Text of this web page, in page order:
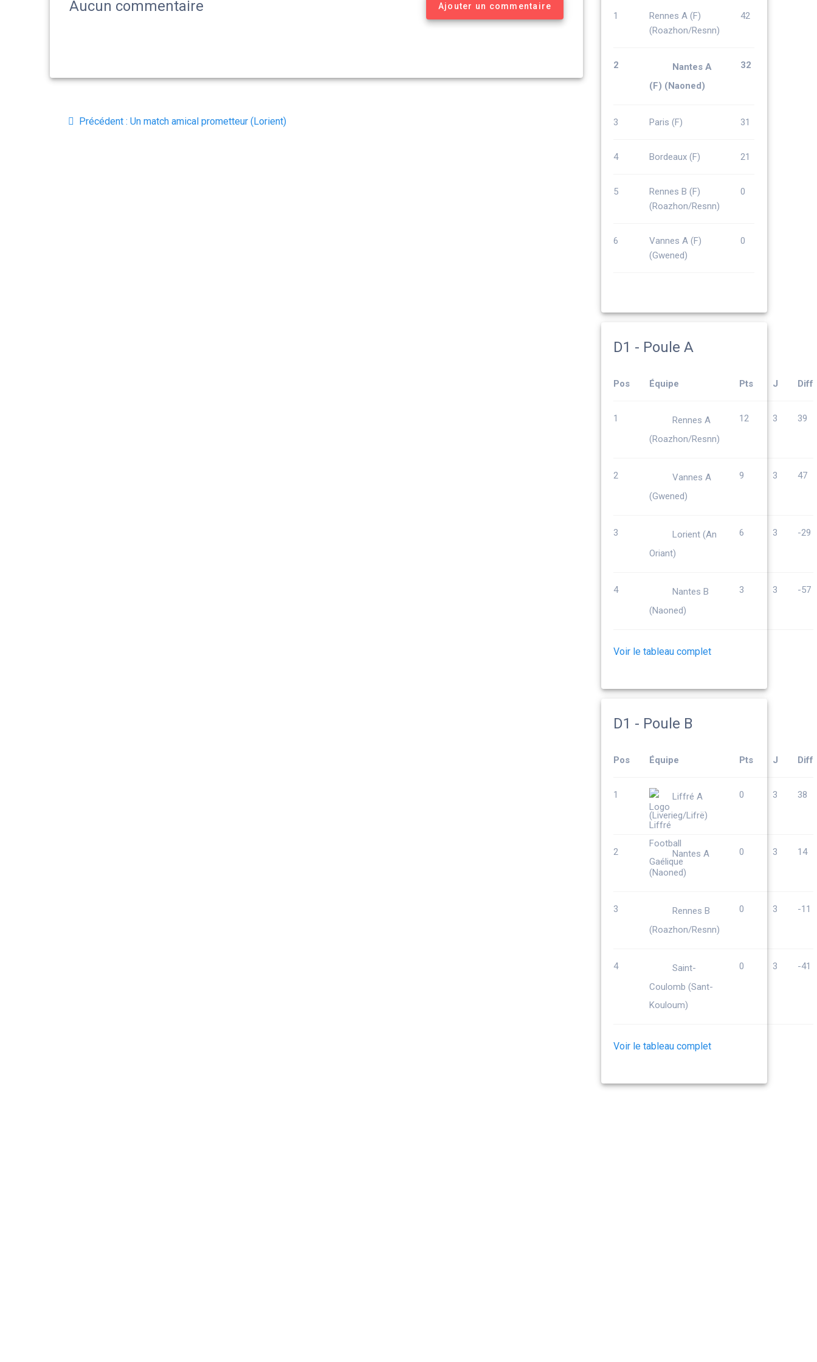
Aucun commentaire Ajouter un commentaire
Navigation
Précédent : Article
Un match amical prometteur (Lorient)
1
Rennes A (F)
(Roazhon/Resnn)
42
2
Nantes A
(F) (Naoned)
32
3 Paris (F) 31
4 Bordeaux (F) 21
5
Rennes B (F)
(Roazhon/Resnn)
0
6
Vannes A (F)
(Gwened)
0
D1 - Poule A
Pos Équipe Pts J Diff
1
Rennes A
(Roazhon/Resnn)
12 3 39
2
Vannes A
(Gwened)
9 3 47
3
Lorient (An
Oriant)
6 3 -29
4
Nantes B
(Naoned)
3 3 -57
Voir le tableau complet
D1 - Poule B
Pos Équipe Pts J Diff
1
Liffré A
(Liverieg/Lifrë)
0 3 38
2
Nantes A
(Naoned)
0 3 14
3
Rennes B
(Roazhon/Resnn)
0 3 -11
4
Saint-
Coulomb (Sant-
Kouloum)
0 3 -41
Voir le tableau complet